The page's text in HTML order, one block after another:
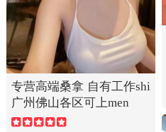
专营高端桑拿 自有工作shi
广州佛山各区可上men